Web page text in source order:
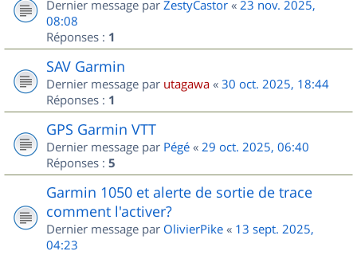
Dernier message par ZestyCastor « 23 nov. 2025,
08:08
Réponses : 1
SAV Garmin
Dernier message par utagawa « 30 oct. 2025, 18:44
Réponses : 1
GPS Garmin VTT
Dernier message par Pégé « 29 oct. 2025, 06:40
Réponses : 5
Garmin 1050 et alerte de sortie de trace
comment l'activer?
Dernier message par OlivierPike « 13 sept. 2025,
04:23